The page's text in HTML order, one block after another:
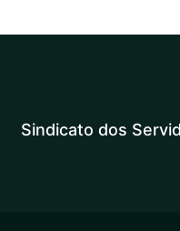
Sindicato dos